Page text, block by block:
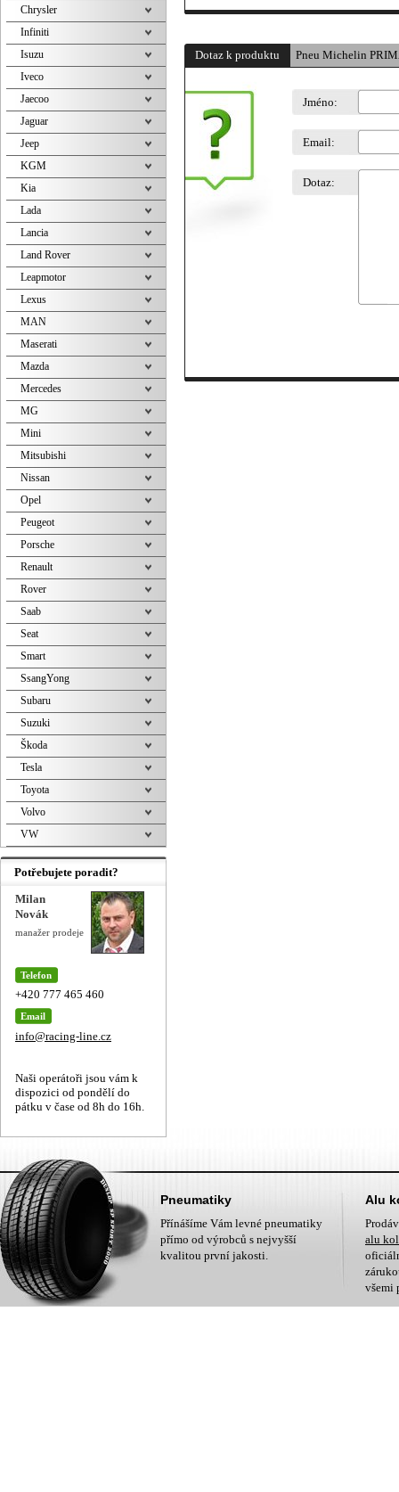
Dotaz k produktu Pneu Michelin
Jméno:
Email:
Dotaz:
Chrysler
Infiniti
Isuzu
Iveco
Jaecoo
Jaguar
Jeep
KGM
Kia
Lada
Lancia
Land Rover
Leapmotor
Lexus
MAN
Maserati
Mazda
Mercedes
MG
Mini
Mitsubishi
Nissan
Opel
Peugeot
Porsche
Renault
Rover
Saab
Seat
Smart
SsangYong
Subaru
Suzuki
Škoda
Tesla
Toyota
Volvo
VW
Potřebujete poradit?
Milan
Novák
manažer prodeje
Telefon
+420 777 465 460
Email
info@racing-line.cz
Naši operátoři jsou vám k
dispozici od pondělí do
pátku v čase od 8h do 16h.
Pneumatiky
Přínášíme Vám levné pneumatiky
přímo od výrobců s nejvyšší
kvalitou první jakosti.
Alu
alu
všemi